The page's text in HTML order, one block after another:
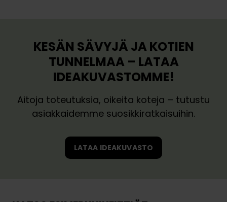
KESÄN SÄVYJÄ JA KOTIEN
TUNNELMAA – LATAA
IDEAKUVASTOMME!
Aitoja toteutuksia, oikeita koteja – tutustu
asiakkaidemme suosikkiratkaisuihin.
LATAA IDEAKUVASTO